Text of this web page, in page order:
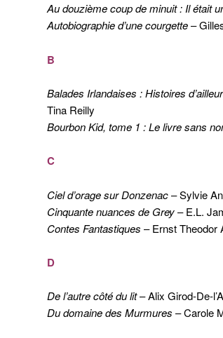
Au douzième coup de minuit : Il était
Autobiographie d’une courgette–
B
Balades Irlandaises : Histoires
Tina Reilly
Bourbon Kid, tome 1 : Le livre sans
C
Ciel d’orage sur Donzenac– Sylvie
Cinquante nuances de Grey– E.L.
Contes Fantastiques – Ernst Theodor
D
De l’autre côté du lit– Alix Girod-De-
Du domaine des Murmures – Carole